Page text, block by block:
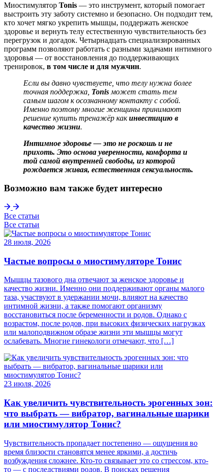
Миостимулятор Tonis — это инструмент, который помогает
выстроить эту заботу системно и безопасно. Он подходит тем,
кто хочет мягко укрепить мышцы, поддержать женское
здоровье и вернуть телу естественную чувствительность без
перегрузок и догадок. Четырнадцать специализированных
программ позволяют работать с разными задачами интимного
здоровья — от восстановления до поддерживающих
тренировок, в том числе и для мужчин.
Если вы давно чувствуете, что телу нужна более
точная поддержка, Tonis может стать тем
самым шагом к осознанному контакту с собой.
Именно поэтому многие женщины принимают
решение купить тренажёр какинвестицию в
качество жизни.
Интимное здоровье — это не роскошь и не
прихоть. Это основа уверенности, комфорта и
той самой внутренней свободы, из которой
рождается живая, естественная сексуальность.
Возможно вам также будет интересно
Все статьи
Все статьи
28 июля, 2026
Частые вопросы о миостимуляторе Тонис
Мышцы тазового дна отвечают за женское здоровье и
качество жизни. Именно они поддерживают органы малого
таза, участвуют в удержании мочи, влияют на качество
интимной жизни, а также помогают организму
восстановиться после беременности и родов. Однако с
возрастом, после родов, при высоких физических нагрузках
или малоподвижном образе жизни эти мышцы могут
ослабевать. Многие гинекологи отмечают, что […]
23 июля, 2026
Как увеличить чувствительность эрогенных зон:
что выбрать — вибратор, вагинальные шарики
или миостимулятор Тонис?
Чувствительность пропадает постепенно — ощущения во
время близости становятся менее яркими, а достичь
возбуждения сложнее. Кто-то связывает это со стрессом, кто-
то — с последствиями родов. В поисках решения